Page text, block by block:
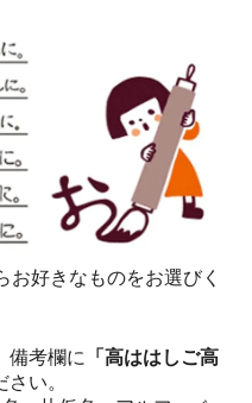
好きなものをお選びく
備考欄に
「高ははしご高
い。